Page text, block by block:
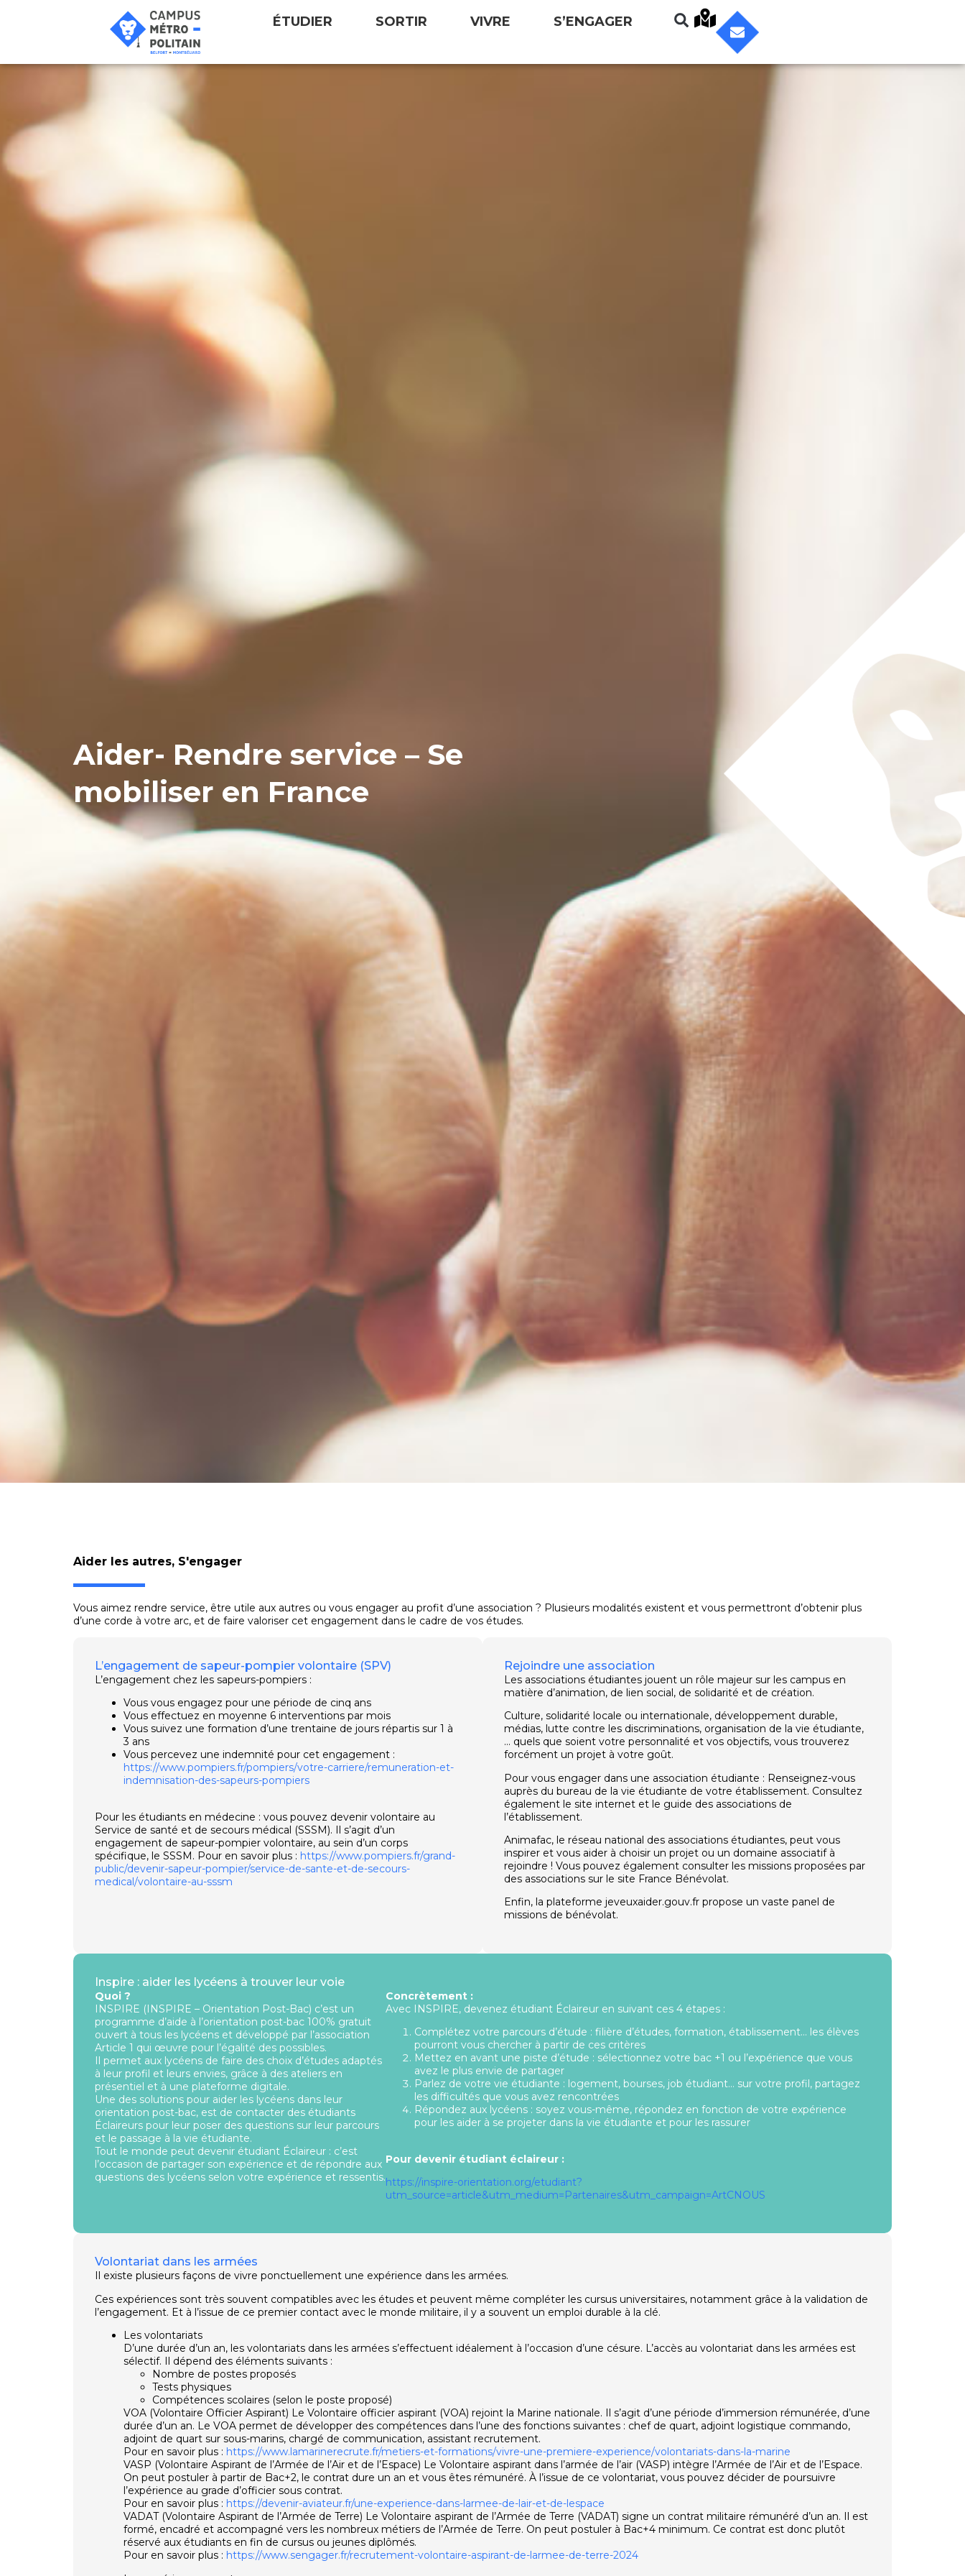
ÉTUDIER SORTIR VIVRE S’ENGAGER
Aider- Rendre service – Se
mobiliser en France
Aider les autres, S'engager
Vous aimez rendre service, être utile aux autres ou vous engager au profit d’une association ? Plusieurs modalités existent et vous permettront d’obtenir plus
d’une corde à votre arc, et de faire valoriser cet engagement dans le cadre de vos études.
L’engagement de sapeur-pompier volontaire (SPV)
L’engagement chez les sapeurs-pompiers :
Vous vous engagez pour une période de cinq ans
Vous effectuez en moyenne 6 interventions par mois
Vous suivez une formation d’une trentaine de jours répartis sur 1 à
3 ans
Vous percevez une indemnité pour cet engagement :
https://www.pompiers.fr/pompiers/votre-carriere/remuneration-et-
indemnisation-des-sapeurs-pompiers
Pour les étudiants en médecine : vous pouvez devenir volontaire au
Service de santé et de secours médical (SSSM). Il s’agit d’un
engagement de sapeur-pompier volontaire, au sein d’un corps
spécifique, le SSSM. Pour en savoir plus : https://www.pompiers.fr/grand-
public/devenir-sapeur-pompier/service-de-sante-et-de-secours-
medical/volontaire-au-sssm
Rejoindre une association
Les associations étudiantes jouent un rôle majeur sur les campus en
matière d’animation, de lien social, de solidarité et de création.
Culture, solidarité locale ou internationale, développement durable,
médias, lutte contre les discriminations, organisation de la vie étudiante,
… quels que soient votre personnalité et vos objectifs, vous trouverez
forcément un projet à votre goût.
Pour vous engager dans une association étudiante : Renseignez-vous
auprès du bureau de la vie étudiante de votre établissement. Consultez
également le site internet et le guide des associations de
l’établissement.
Animafac, le réseau national des associations étudiantes, peut vous
inspirer et vous aider à choisir un projet ou un domaine associatif à
rejoindre ! Vous pouvez également consulter les missions proposées par
des associations sur le site France Bénévolat.
Enfin, la plateforme jeveuxaider.gouv.fr propose un vaste panel de
missions de bénévolat.
Inspire : aider les lycéens à trouver leur voie
Quoi ?
INSPIRE (INSPIRE – Orientation Post-Bac) c’est un
programme d’aide à l’orientation post-bac 100% gratuit
ouvert à tous les lycéens et développé par l’association
Article 1 qui œuvre pour l’égalité des possibles.
Il permet aux lycéens de faire des choix d’études adaptés
à leur profil et leurs envies, grâce à des ateliers en
présentiel et à une plateforme digitale.
Une des solutions pour aider les lycéens dans leur
orientation post-bac, est de contacter des étudiants
Éclaireurs pour leur poser des questions sur leur parcours
et le passage à la vie étudiante.
Tout le monde peut devenir étudiant Éclaireur : c’est
l’occasion de partager son expérience et de répondre aux
questions des lycéens selon votre expérience et ressentis.
Concrètement :
Avec INSPIRE, devenez étudiant Éclaireur en suivant ces 4 étapes :
Complétez votre parcours d’étude : filière d’études, formation, établissement… les élèves
pourront vous chercher à partir de ces critères
Mettez en avant une piste d’étude : sélectionnez votre bac +1 ou l’expérience que vous
avez le plus envie de partager
Parlez de votre vie étudiante : logement, bourses, job étudiant… sur votre profil, partagez
les difficultés que vous avez rencontrées
Répondez aux lycéens : soyez vous-même, répondez en fonction de votre expérience
pour les aider à se projeter dans la vie étudiante et pour les rassurer
Pour devenir étudiant éclaireur :
https://inspire-orientation.org/etudiant?
utm_source=article&utm_medium=Partenaires&utm_campaign=ArtCNOUS
Volontariat dans les armées
Il existe plusieurs façons de vivre ponctuellement une expérience dans les armées.
Ces expériences sont très souvent compatibles avec les études et peuvent même compléter les cursus universitaires, notamment grâce à la validation de
l’engagement. Et à l’issue de ce premier contact avec le monde militaire, il y a souvent un emploi durable à la clé.
Les volontariats
D’une durée d’un an, les volontariats dans les armées s’effectuent idéalement à l’occasion d’une césure. L’accès au volontariat dans les armées est
sélectif. Il dépend des éléments suivants :
Nombre de postes proposés
Tests physiques
Compétences scolaires (selon le poste proposé)
VOA (Volontaire Officier Aspirant) Le Volontaire officier aspirant (VOA) rejoint la Marine nationale. Il s’agit d’une période d’immersion rémunérée, d’une
durée d’un an. Le VOA permet de développer des compétences dans l’une des fonctions suivantes : chef de quart, adjoint logistique commando,
adjoint de quart sur sous-marins, chargé de communication, assistant recrutement.
Pour en savoir plus : https://www.lamarinerecrute.fr/metiers-et-formations/vivre-une-premiere-experience/volontariats-dans-la-marine
VASP (Volontaire Aspirant de l’Armée de l’Air et de l’Espace) Le Volontaire aspirant dans l’armée de l’air (VASP) intègre l’Armée de l’Air et de l’Espace.
On peut postuler à partir de Bac+2, le contrat dure un an et vous êtes rémunéré. À l’issue de ce volontariat, vous pouvez décider de poursuivre
l’expérience au grade d’officier sous contrat.
Pour en savoir plus : https://devenir-aviateur.fr/une-experience-dans-larmee-de-lair-et-de-lespace
VADAT (Volontaire Aspirant de l’Armée de Terre) Le Volontaire aspirant de l’Armée de Terre (VADAT) signe un contrat militaire rémunéré d’un an. Il est
formé, encadré et accompagné vers les nombreux métiers de l’Armée de Terre. On peut postuler à Bac+4 minimum. Ce contrat est donc plutôt
réservé aux étudiants en fin de cursus ou jeunes diplômés.
Pour en savoir plus : https://www.sengager.fr/recrutement-volontaire-aspirant-de-larmee-de-terre-2024